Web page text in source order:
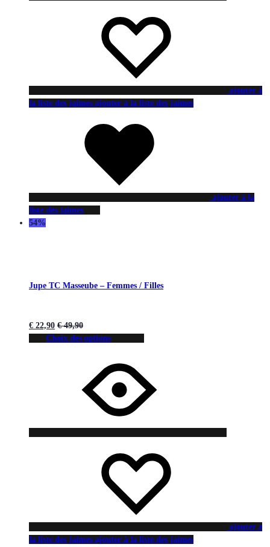
ajouter à
la liste des jaimes ajouter à la liste des jaimes
ajouter à la
liste des jaimes
54%
Jupe TC Masseube – Femmes / Filles
€ 22,90 €49,90
Choix des options
ajouter à
la liste des jaimes ajouter à la liste des jaimes